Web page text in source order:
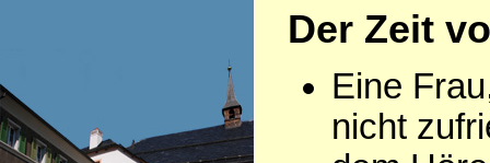
Der Zeit
Eine
nicht